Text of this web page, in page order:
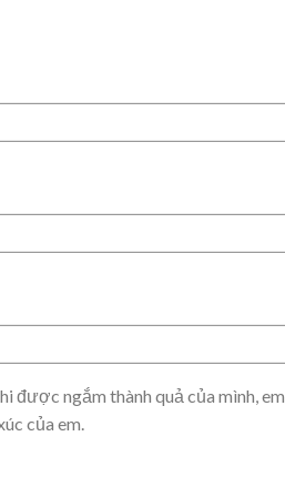
ngắm thành quả của mình,
của em.